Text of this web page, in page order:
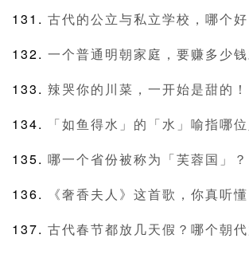
古代的公立与私立学校，哪个好
一个普通明朝家庭，要赚多少钱
辣哭你的川菜，一开始是甜的！
「如鱼得水」的「水」喻指哪
哪一个省份被称为「芙蓉国」？
《奢香夫人》这首歌，你真听
古代春节都放几天假？哪个朝